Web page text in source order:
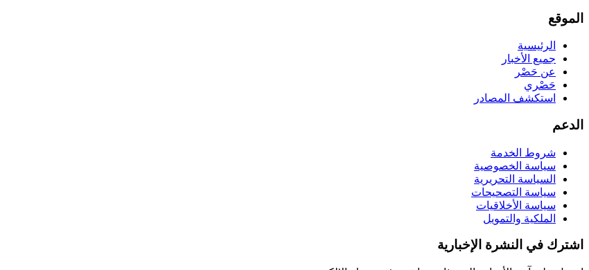
الموقع
الرئيسية
جميع الأخبار
عن حَصْر
حَصْري
استكشف المصادر
الدعم
شروط الخدمة
سياسة الخصوصية
السياسة التحريرية
سياسة التصحيحات
سياسة الأخلاقيات
الملكية والتمويل
اشترك في النشرة الإخبارية